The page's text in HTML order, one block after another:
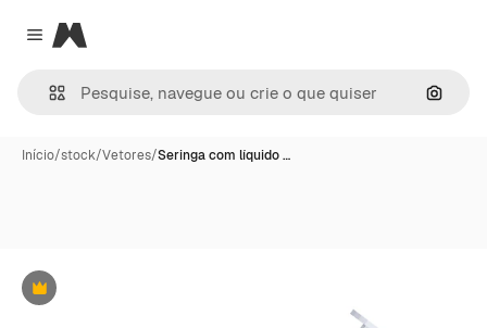
Close menu
Magnific
Início/stock/Vetores/Seringa com líquido …
Premium